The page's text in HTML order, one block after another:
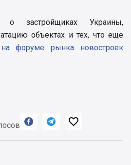
о застройщиках Украины,
объектах и тех, что еще
на форуме рынка новостроек
  